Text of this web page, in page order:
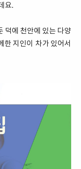
요.
덕에 천안에 있는 다양
한 지인이 차가 있어서